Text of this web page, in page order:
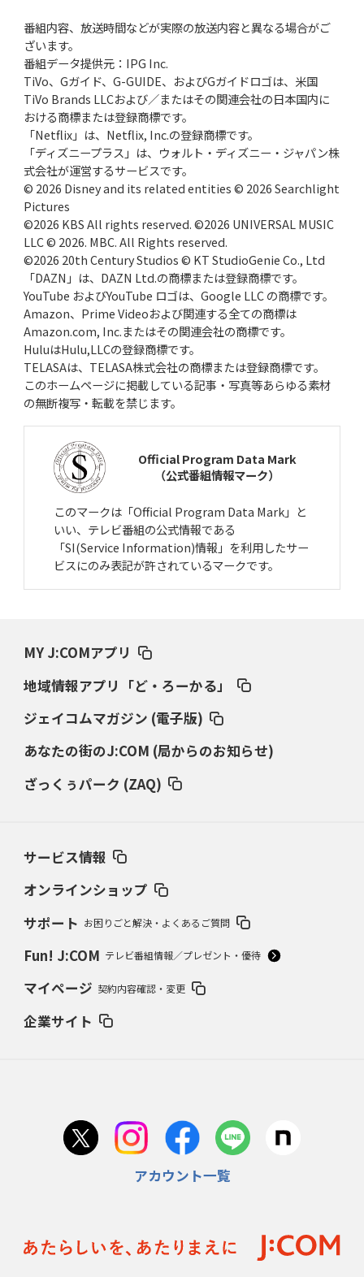
番組内容、放送時間などが実際の放送内容と異なる場合がご
ざいます。
番組データ提供元：IPG Inc.
TiVo、Gガイド、G-GUIDE、およびGガイドロゴは、米国
TiVo Brands LLCおよび／またはその関連会社の日本国内に
おける商標または登録商標です。
「Netflix」は、Netflix, Inc.の登録商標です。
「ディズニープラス」は、ウォルト・ディズニー・ジャパン株
式会社が運営するサービスです。
© 2026 Disney and its related entities © 2026 Searchlight
Pictures
©2026 KBS All rights reserved. ©2026 UNIVERSAL MUSIC
LLC © 2026. MBC. All Rights reserved.
©2026 20th Century Studios © KT StudioGenie Co., Ltd
「DAZN」は、DAZN Ltd.の商標または登録商標です。
YouTube およびYouTube ロゴは、Google LLC の商標です。
Amazon、Prime Videoおよび関連する全ての商標は
Amazon.com, Inc.またはその関連会社の商標です。
HuluはHulu,LLCの登録商標です。
TELASAは、TELASA株式会社の商標または登録商標です。
このホームページに掲載している記事・写真等あらゆる素材
の無断複写・転載を禁じます。
Official Program Data Mark
（公式番組情報マーク）
このマークは「Official Program Data Mark」と
いい、テレビ番組の公式情報である
「SI(Service Information)情報」を利用したサー
ビスにのみ表記が許されているマークです。
MY J:COMアプリ
地域情報アプリ「ど・ろーかる」
ジェイコムマガジン (電子版)
あなたの街のJ:COM (局からのお知らせ)
ざっくぅパーク (ZAQ)
サービス情報
オンラインショップ
サポート お困りごと解決・よくあるご質問
Fun! J:COM テレビ番組情報／プレゼント・優待
マイページ 契約内容確認・変更
企業サイト
アカウント一覧